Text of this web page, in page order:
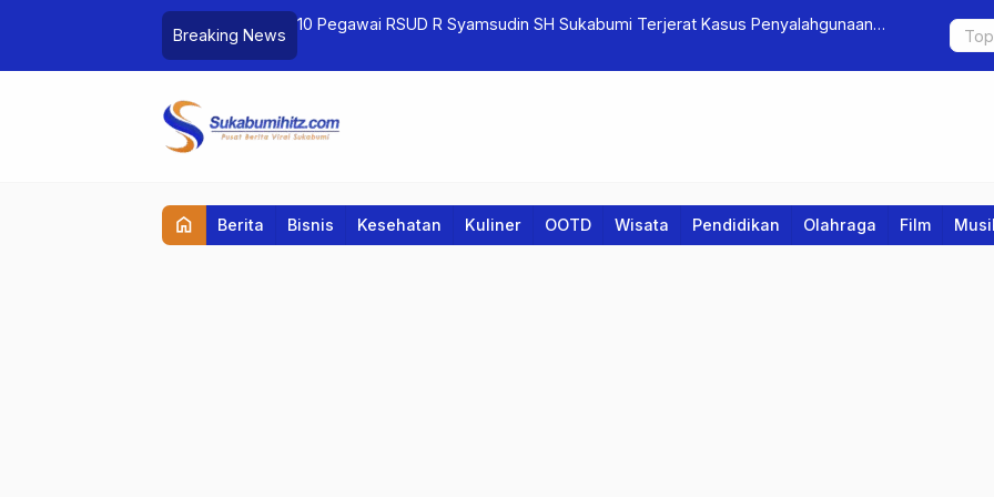
Breaking News
10 Pegawai RSUD R Syamsudin SH Sukabumi Terjerat Kasus Penyalahgunaan
Apa itu
home Berita Bisnis Kesehatan Kuliner OOTD Wisata Pendidikan Olahraga Film